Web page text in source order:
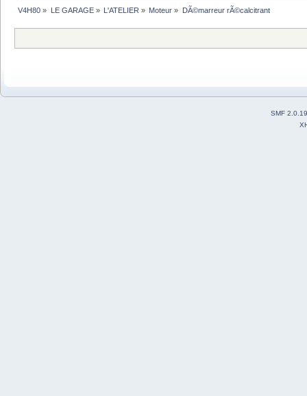
V4H80 » LE GARAGE» L'ATELIER » Moteur » DÃ©marreur rÃ©calcitrant
SMF 2.0.19